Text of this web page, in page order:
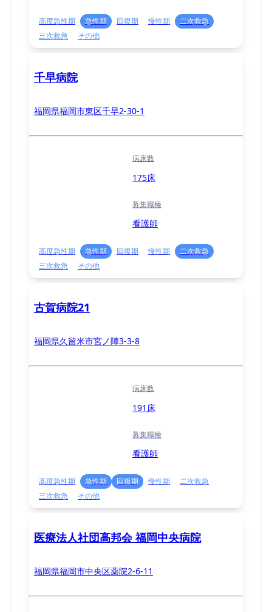
高度急性期 急性期 回復期 慢性期
二次救急
三次救急
その他
千早病院
福岡県福岡市東区千早2-30-1
病床数
175床
募集職種
看護師
高度急性期 急性期 回復期 慢性期
二次救急
三次救急
その他
古賀病院21
福岡県久留米市宮ノ陣3-3-8
病床数
191床
募集職種
看護師
高度急性期 急性期 回復期 慢性期
二次救急
三次救急
その他
医療法人社団高邦会 福岡中央病院
福岡県福岡市中央区薬院2-6-11